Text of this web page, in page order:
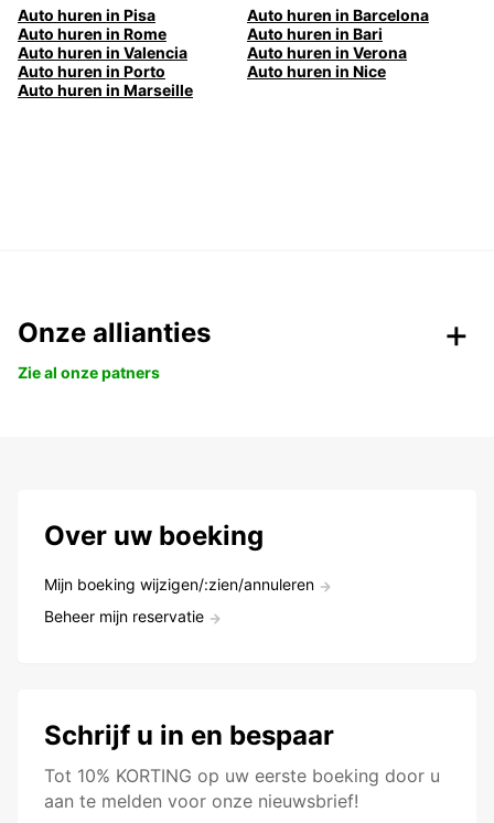
Auto huren in Pisa
Auto huren in Barcelona
Auto huren in Rome
Auto huren in Bari
Auto huren in Valencia
Auto huren in Verona
Auto huren in Porto
Auto huren in Nice
Auto huren in Marseille
Onze allianties
Zie al onze patners
Over uw boeking
Mijn boeking wijzigen/:zien/annuleren
Beheer mijn reservatie
Schrijf u in en bespaar
Tot 10% KORTING op uw eerste boeking door u
aan te melden voor onze nieuwsbrief!